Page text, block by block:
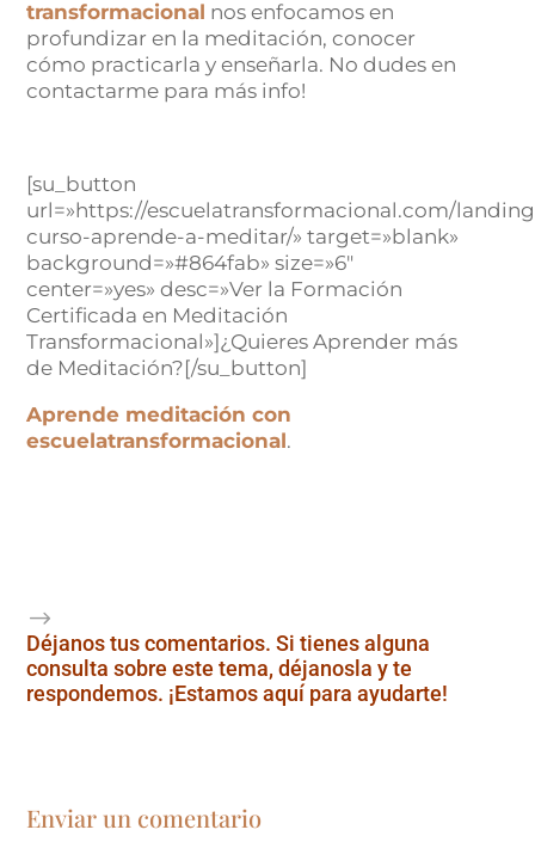
transformacional nos enfocamos en
profundizar en la meditación, conocer
cómo practicarla y enseñarla. No dudes en
contactarme para más info!
[su_button
url=»https://escuelatransformacional.com/
curso-aprende-a-meditar/» target=»blank»
background=»#864fab» size=»6″
center=»yes» desc=»Ver la Formación
Certificada en Meditación
Transformacional»]¿Quieres Aprender más
de Meditación?[/su_button]
Aprende meditación con
escuelatransformacional.
Déjanos tus comentarios. Si tienes alguna
consulta sobre este tema, déjanosla y te
respondemos. ¡Estamos aquí para ayudarte!
Enviar un comentario